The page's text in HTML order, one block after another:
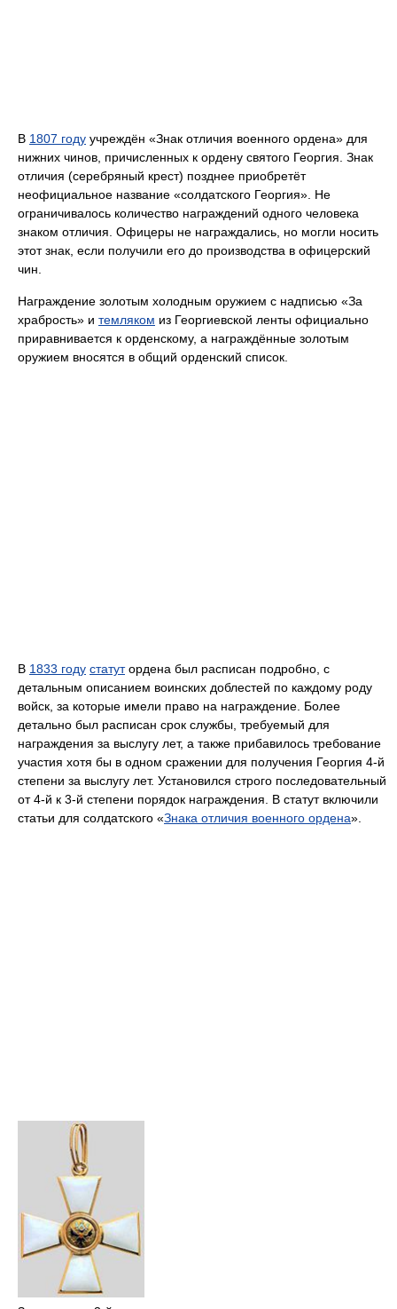
В 1807 году учреждён «Знак отличия военного ордена» для
нижних чинов, причисленных к ордену святого Георгия. Знак
отличия (серебряный крест) позднее приобретёт
неофициальное название «солдатского Георгия». Не
ограничивалось количество награждений одного человека
знаком отличия. Офицеры не награждались, но могли носить
этот знак, если получили его до производства в офицерский
чин.
Награждение золотым холодным оружием с надписью «За
храбрость» и темляком из Георгиевской ленты официально
приравнивается к орденскому, а награждённые золотым
оружием вносятся в общий орденский список.
В 1833 году статутордена был расписан подробно, с
детальным описанием воинских доблестей по каждому роду
войск, за которые имели право на награждение. Более
детально был расписан срок службы, требуемый для
награждения за выслугу лет, а также прибавилось требование
участия хотя бы в одном сражении для получения Георгия 4-й
степени за выслугу лет. Установился строго последовательный
от 4-й к 3-й степени порядок награждения. В статут включили
статьи для солдатского «Знака отличия военного ордена».